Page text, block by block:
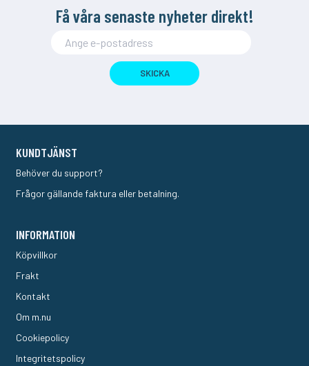
Få våra senaste nyheter direkt!
SKICKA
KUNDTJÄNST
Behöver du support?
Frågor gällande faktura eller betalning.
INFORMATION
Köpvillkor
Frakt
Kontakt
Om m.nu
Cookiepolicy
Integritetspolicy